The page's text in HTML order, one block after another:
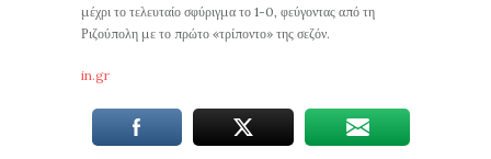
μέχρι το τελευταίο σφύριγμα το 1-0, φεύγοντας από τη
Ριζούπολη με το πρώτο «τρίποντο» της σεζόν.
in.gr